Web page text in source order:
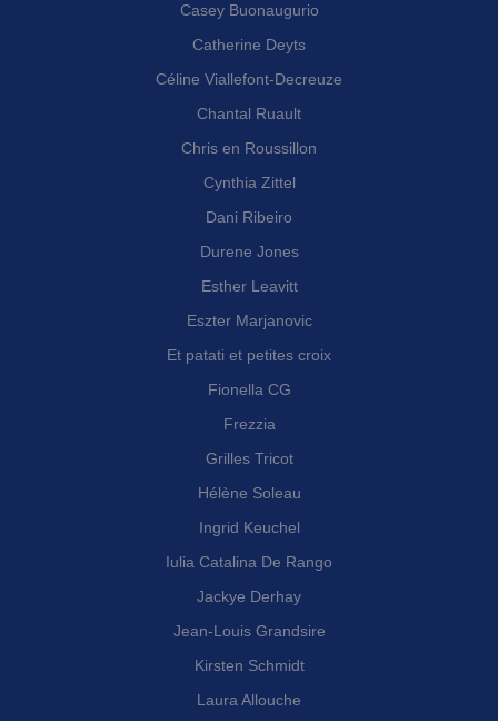
Casey Buonaugurio
Catherine Deyts
Céline Viallefont-Decreuze
Chantal Ruault
Chris en Roussillon
Cynthia Zittel
Dani Ribeiro
Durene Jones
Esther Leavitt
Eszter Marjanovic
Et patati et petites croix
Fionella CG
Frezzia
Grilles Tricot
Hélène Soleau
Ingrid Keuchel
Iulia Catalina De Rango
Jackye Derhay
Jean-Louis Grandsire
Kirsten Schmidt
Laura Allouche